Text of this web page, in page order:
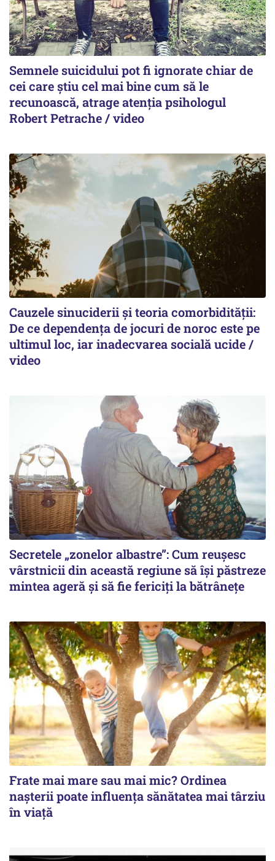
Semnele suicidului pot fi ignorate chiar de
cei care știu cel mai bine cum să le
recunoască, atrage atenția psihologul
Robert Petrache / video
Cauzele sinuciderii și teoria comorbidității:
De ce dependența de jocuri de noroc este pe
ultimul loc, iar inadecvarea socială ucide /
video
Secretele „zonelor albastre”: Cum reușesc
vârstnicii din această regiune să își păstreze
mintea ageră și să fie fericiți la bătrânețe
Frate mai mare sau mai mic? Ordinea
nașterii poate influența sănătatea mai târziu
în viață